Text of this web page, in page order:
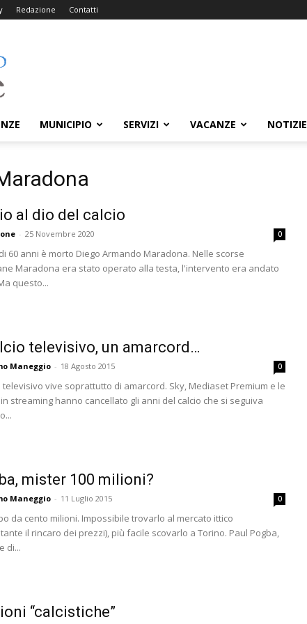
Redazione Contatti
MUNICIPIO SERVIZI VACANZE NOTIZIE
al dio del calcio
- 25 Novembre 2020 0
60 anni è morto Diego Armando Maradona. Nelle scorse
Maradona era stato operato alla testa, l'intervento era andato
questo...
televisivo, un amarcord…
Maneggio - 18 Agosto 2015 0
televisivo vive soprattutto di amarcord. Sky, Mediaset Premium e le
streaming hanno cancellato gli anni del calcio che si seguiva
mister 100 milioni?
Maneggio - 11 Luglio 2015 0
da cento milioni. Impossibile trovarlo al mercato ittico
il rincaro dei prezzi), più facile scovarlo a Torino. Paul Pogba,
di...
“calcistiche”